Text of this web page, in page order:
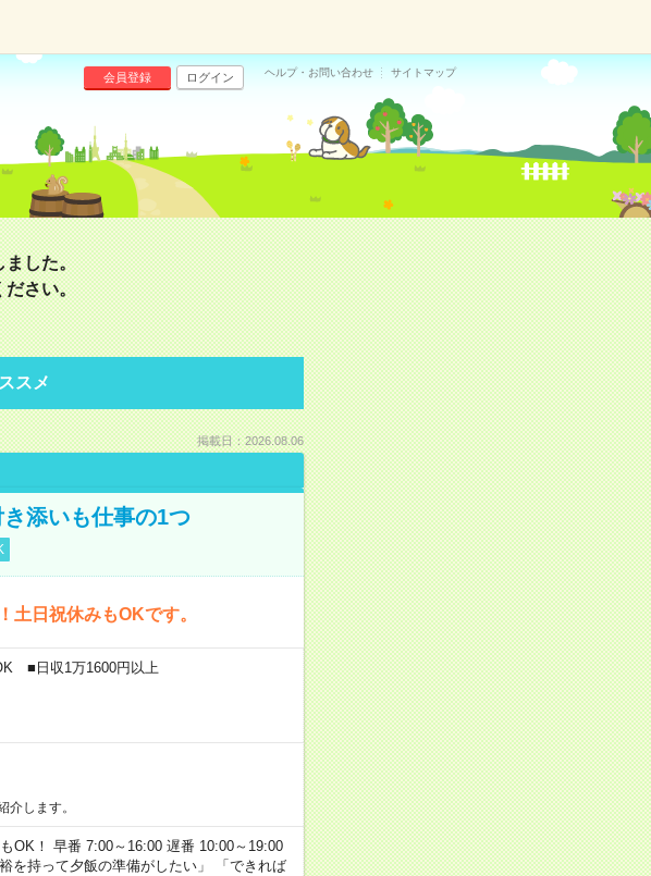
会員登録 ログイン ヘルプ・お問い合わせ サイトマップ
ました。
ださい。
スメ
掲載日：2026.08.06
添いも仕事の1つ
日祝休みもOKです。
■日収1万1600円以上
します。
OK！ 早番 7:00～16:00 遅番 10:00～19:00
を持って夕飯の準備がしたい」 「できれば